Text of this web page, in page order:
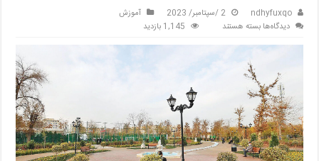
ndhyfuxqo 2 /سپتامبر/ 2023
آموزش
دیدگاه‌هابرای
بوستان
باغ‌سبزی
بسته هستند 1,145 بازدید